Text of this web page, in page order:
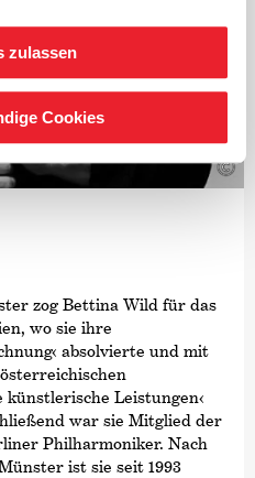
zulassen
Cookies
©
zog Bettina Wild für das
wo sie ihre
absolvierte und mit
Leistungen‹
war sie Mitglied der
Philharmoniker. Nach
ist sie seit 1993